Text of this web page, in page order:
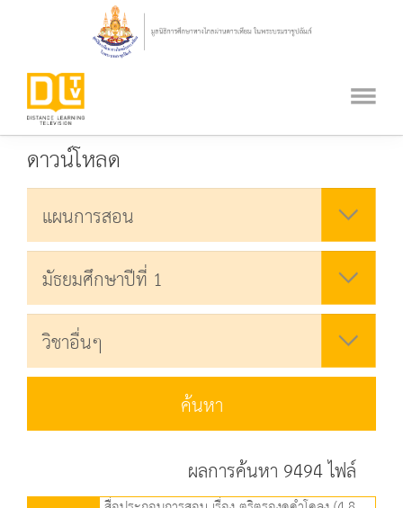
ดาวน์โหลด
ค้นหา
ผลการค้นหา 9494 ไฟล์